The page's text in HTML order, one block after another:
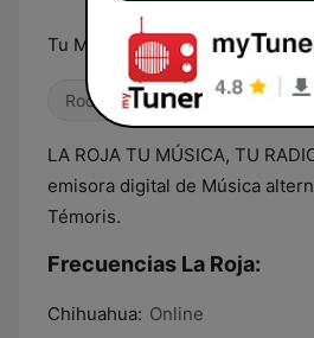
Tu Música, Tu Radio
Rock Pop / Top 40
LA ROJA TU MÚSICA, TU
emisora digital de Música
Témoris.
Frecuencias La Roja:
Chihuahua: Online